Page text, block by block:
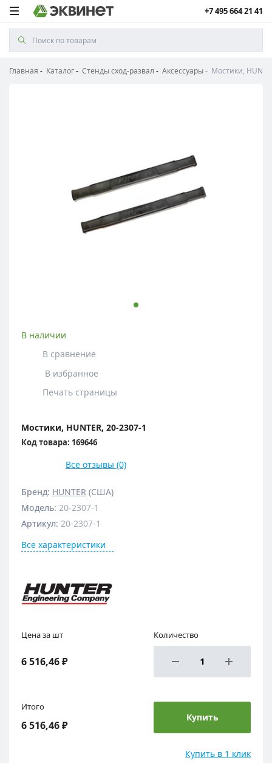
+7 495 664 21 41
Главная Каталог Стенды сход-развал Аксессуары Мостики,
В наличии
В сравнение
В избранное
Печать страницы
Мостики, HUNTER, 20-2307-1
Код товара: 169646
Все отзывы (0)
Бренд: HUNTER (США)
Модель: 20-2307-1
Артикул: 20-2307-1
Все характеристики
Цена за шт
6 516,46 ₽
Количество
Итого
6 516,46 ₽
Купить
Купить в 1 клик